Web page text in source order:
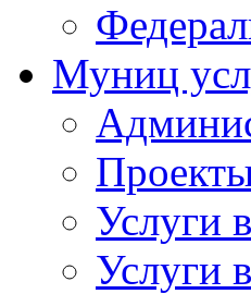
Муниц
Услуги
Услуги